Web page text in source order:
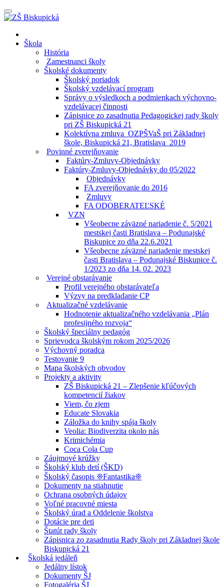
Prepínateľná
navigácia
Prejsť
Škola
História
Zamestnanci školy
Školské dokumenty
Školský poriadok
Školský vzdelávací program
Správy o výsledkoch a podmienkach výchovno-
vzdelávacej činnosti
Zápisnice zo zasadnutia Pedagogickej rady školy
pri ZŠ Biskupická 21
Kolektívna zmluva_OZPŠVaŠ pri Základnej
škole, Biskupická 21, Bratislava_2019
Povinné zverejňovanie
Faktúry-Zmluvy-Objednávky
Faktúry-Zmluvy-Objednávky do 05/2022
Objednávky
FA zverejňovanie do 2016
Zmluvy
FA ODOBERATEĽSKÉ
VZN
Všeobecne záväzné nariadenie č. 5/2021
mestskej časti Bratislava – Podunajské
Biskupice zo dňa 22.6.2021
Všeobecne záväzné nariadenie mestskej
časti Bratislava – Podunajské Biskupice č.
1/2023 zo dňa 14. 02. 2023
Verejné obstarávanie
Profil verejného obstarávateľa
Výzvy na predkladanie CP
Aktualizačné vzdelávanie
Hodnotenie aktualizačného vzdelávania „Plán
profesijného rozvoja“
Školský špeciálny pedagóg
Sprievodca školským rokom 2025/2026
Výchovný poradca
Testovanie 9
Mapa školských obvodov
Projekty a aktivity
ZŠ Biskupická 21 – Zlepšenie kľúčových
kompetencií žiakov
Viem, čo zjem
Educate Slovakia
Záložka do knihy spája školy
Veolia: Biodiverzita okolo nás
Krimichémia
Coca Cola Cup
Záujmové krúžky
Školský klub detí (ŠKD)
Školský časopis ❊Fantastika❊
Dokumenty na stiahnutie
Ochrana osobných údajov
Voľné pracovné miesta
Školský úrad a Oddelenie školstva
Dotácie pre deti
Štatút rady školy
Zápisnica zo zasadnutia Rady školy pri Základnej škole
Biskupická 21
Školská jedáleň
Jedálny lístok
Dokumenty ŠJ
Fotogaléria ŠJ